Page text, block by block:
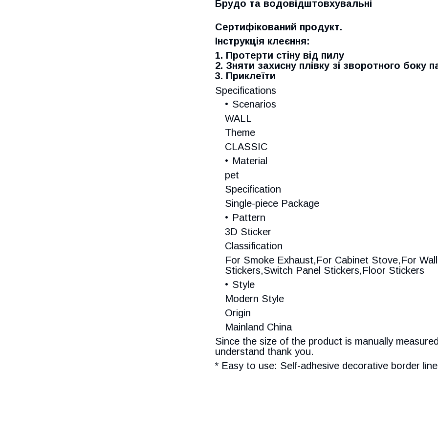
Брудо та водовідштовхувальні
Сертифікований продукт.
Інструкція клеєння:
1. Протерти стіну від пилу
2. Зняти захисну плівку зі зворотного боку
3. Приклеїти
Specifications
Scenarios
WALL
Theme
CLASSIC
Material
pet
Specification
Single-piece Package
Pattern
3D Sticker
Classification
For Smoke Exhaust,For Cabinet Stove,For
Stickers,Switch Panel Stickers,Floor Stickers
Style
Modern Style
Origin
Mainland China
Since the size of the product is manually
understand thank you.
* Easy to use: Self-adhesive decorative border